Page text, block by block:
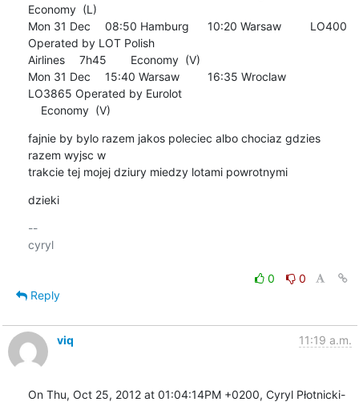
Economy  (L)
Mon 31 Dec 	08:50 Hamburg 	10:20 Warsaw 	LO400
Operated by LOT Polish
Airlines 	7h45 	Economy  (V)
Mon 31 Dec 	15:40 Warsaw 	16:35 Wroclaw
LO3865 Operated by Eurolot
    Economy  (V)
fajnie by bylo razem jakos poleciec albo chociaz gdzies
razem wyjsc w
trakcie tej mojej dziury miedzy lotami powrotnymi
dzieki
--
cyryl
0
0
Reply
viq 11:19 a.m.
On Thu, Oct 25, 2012 at 01:04:14PM +0200, Cyryl Płotnicki-